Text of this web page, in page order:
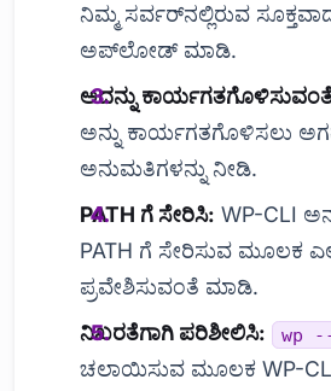
ನಿಮ್ಮ ಸರ್ವರ್‌ನಲ್ಲಿರುವ ಸೂಕ್ತವಾದ
ಅಪ್‌ಲೋಡ್ ಮಾಡಿ.
ಅದನ್ನು
ಅನ್ನು ಕಾರ್ಯಗತಗೊಳಿಸಲು
ಅನುಮತಿಗಳನ್ನು ನೀಡಿ.
PATH ಗೆ ಸೇರಿಸಿ: WP-CLI
PATH ಗೆ ಸೇರಿಸುವ ಮೂಲಕ
ಪ್ರವೇಶಿಸುವಂತೆ ಮಾಡಿ.
ನಿಖರತೆಗಾಗಿ ಪರಿಶೀಲಿಸಿ:
wp
ಚಲಾಯಿಸುವ ಮೂಲಕ WP-